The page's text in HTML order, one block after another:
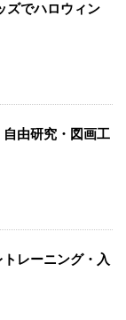
ズでハロウィン
由研究・図画工
レーニング・入